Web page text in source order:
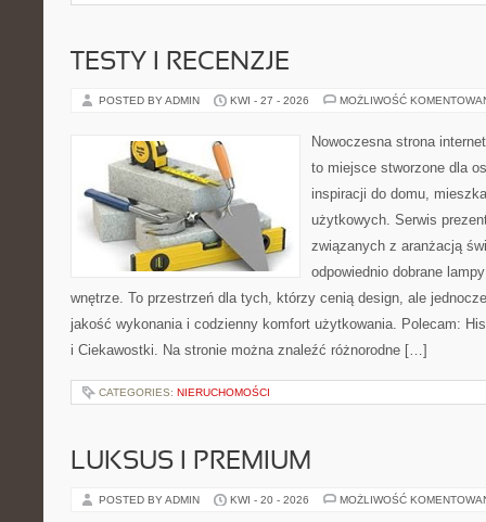
TESTY I RECENZJE
POSTED BY ADMIN KWI - 27 - 2026 MOŻLIWOŚĆ
Nowoczesna strona
to miejsce stworzone dla
inspiracji do domu,
użytkowych. Serwis
związanych z aranżacją
odpowiednio dobrane
wnętrze. To przestrzeń dla tych, którzy cenią design, ale
jakość wykonania i codzienny komfort użytkowania. Polecam:
i Ciekawostki. Na stronie można znaleźć różnorodne […]
CATEGORIES: NIERUCHOMOŚCI
LUKSUS I PREMIUM
POSTED BY ADMIN KWI - 20 - 2026 MOŻLIWOŚĆ